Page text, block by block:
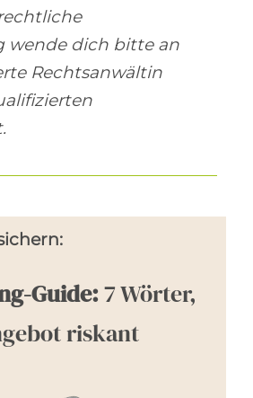
wende dich bitte an
Rechtsanwältin
Guide:7 Wörter,
riskant